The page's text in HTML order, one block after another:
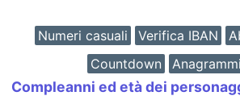
Numeri casuali Verifica IBAN
Countdown
Anagrammi
Compleanni ed età dei